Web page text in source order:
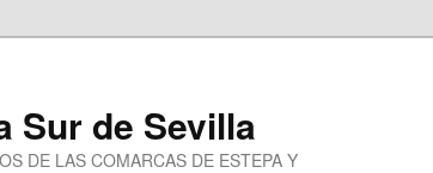
Sur de Sevilla
DE LAS COMARCAS DE ESTEPA Y